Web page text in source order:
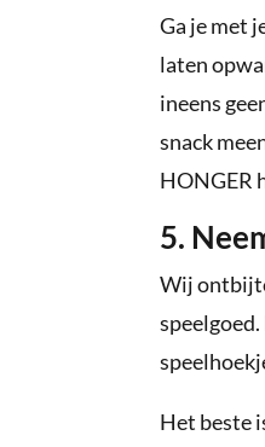
Ga je met
laten
ineens
snack
HONGER
5.
Wij
Het beste